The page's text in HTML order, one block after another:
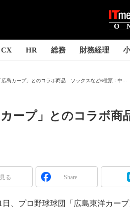
CX HR 総務 財務経理
広島カープ」とのコラボ商品 ソックスなど6種類：中...
ープ」とのコラボ
見る Share
、プロ野球球団「広島東洋カー